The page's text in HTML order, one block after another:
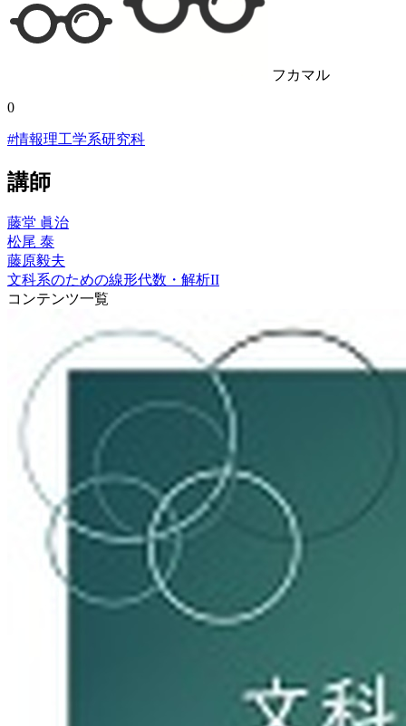
フカマル
0
#情報理工学系研究科
講師
藤堂 眞治
松尾 泰
藤原毅夫
文科系のための線形代数・解析II
コンテンツ一覧